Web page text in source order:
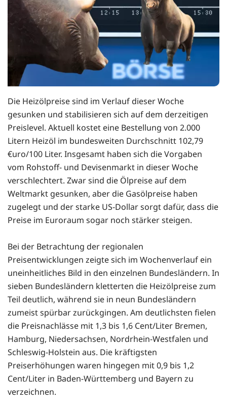
Die Heizölpreise sind im Verlauf dieser Woche
gesunken und stabilisieren sich auf dem derzeitigen
Preislevel. Aktuell kostet eine Bestellung von 2.000
Litern Heizöl im bundesweiten Durchschnitt 102,79
€uro/100 Liter. Insgesamt haben sich die Vorgaben
vom Rohstoff- und Devisenmarkt in dieser Woche
verschlechtert. Zwar sind die Ölpreise auf dem
Weltmarkt gesunken, aber die Gasölpreise haben
zugelegt und der starke US-Dollar sorgt dafür, dass die
Preise im Euroraum sogar noch stärker steigen.
Bei der Betrachtung der regionalen
Preisentwicklungen zeigte sich im Wochenverlauf ein
uneinheitliches Bild in den einzelnen Bundesländern. In
sieben Bundesländern kletterten die Heizölpreise zum
Teil deutlich, während sie in neun Bundesländern
zumeist spürbar zurückgingen. Am deutlichsten fielen
die Preisnachlässe mit 1,3 bis 1,6 Cent/Liter Bremen,
Hamburg, Niedersachsen, Nordrhein-Westfalen und
Schleswig-Holstein aus. Die kräftigsten
Preiserhöhungen waren hingegen mit 0,9 bis 1,2
Cent/Liter in Baden-Württemberg und Bayern zu
verzeichnen.